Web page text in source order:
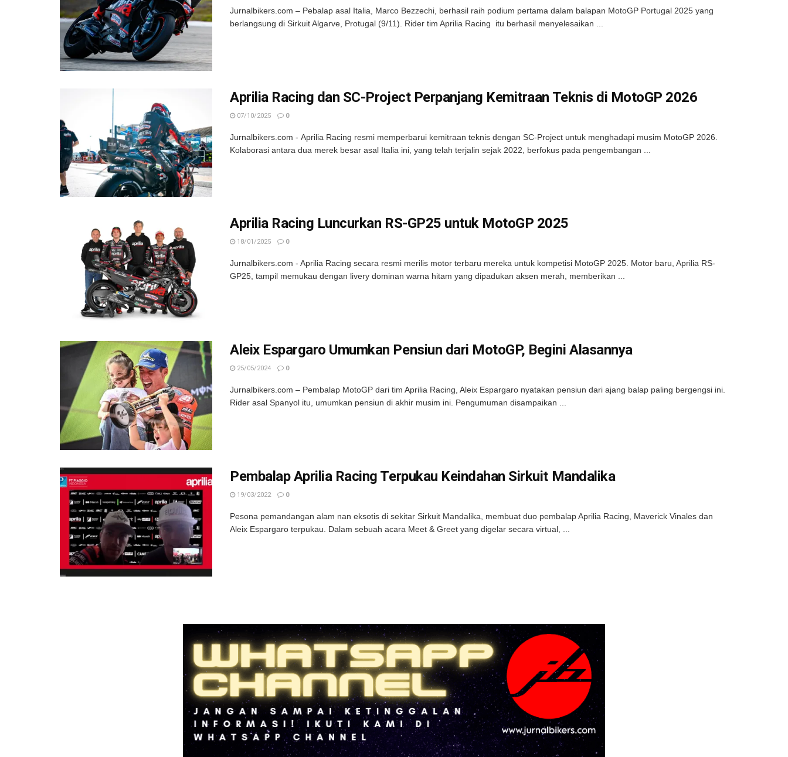
Jurnalbikers.com – Pebalap asal Italia, Marco Bezzechi, berhasil raih podium pertama dalam balapan MotoGP Portugal 2025 yang
berlangsung di Sirkuit Algarve, Protugal (9/11). Rider tim Aprilia Racing itu berhasil menyelesaikan ...
Aprilia Racing dan SC-Project Perpanjang Kemitraan Teknis di MotoGP 2026
07/10/2025 0
Jurnalbikers.com - Aprilia Racing resmi memperbarui kemitraan teknis dengan SC-Project untuk menghadapi musim MotoGP 2026.
Kolaborasi antara dua merek besar asal Italia ini, yang telah terjalin sejak 2022, berfokus pada pengembangan ...
Aprilia Racing Luncurkan RS-GP25 untuk MotoGP 2025
18/01/2025 0
Jurnalbikers.com - Aprilia Racing secara resmi merilis motor terbaru mereka untuk kompetisi MotoGP 2025. Motor baru, Aprilia RS-
GP25, tampil memukau dengan livery dominan warna hitam yang dipadukan aksen merah, memberikan ...
Aleix Espargaro Umumkan Pensiun dari MotoGP, Begini Alasannya
25/05/2024 0
Jurnalbikers.com – Pembalap MotoGP dari tim Aprilia Racing, Aleix Espargaro nyatakan pensiun dari ajang balap paling bergengsi ini.
Rider asal Spanyol itu, umumkan pensiun di akhir musim ini. Pengumuman disampaikan ...
Pembalap Aprilia Racing Terpukau Keindahan Sirkuit Mandalika
19/03/2022 0
Pesona pemandangan alam nan eksotis di sekitar Sirkuit Mandalika, membuat duo pembalap Aprilia Racing, Maverick Vinales dan
Aleix Espargaro terpukau. Dalam sebuah acara Meet & Greet yang digelar secara virtual, ...